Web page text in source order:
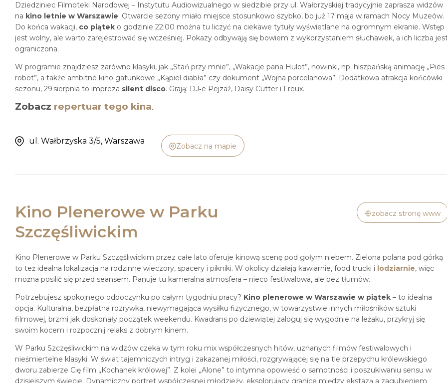
Dziedziniec Filmoteki Narodowej – Instytutu Audiowizualnego w siedzibie przy ul. Wałbrzyskiej tradycyjnie zaprasza widzów
na kino letnie w Warszawie. Otwarcie sezony miało miejsce stosunkowo szybko, bo już 17 maja w ramach Nocy Muzeów.
Do końca wakacji, co piątek o godzinie 22:00 można tu liczyć na ciekawe tytuły wyświetlane na ogromnym ekranie. Wstęp
jest wolny, ale warto zarejestrować się wcześniej. Pokazy odbywają się bowiem z wykorzystaniem słuchawek, a ich liczba
ograniczona.
W programie znajdziesz zarówno klasyki, jak „Stań przy mnie”, „Wakacje pana Hulot”, nowinki, np. hiszpańską animację „Pies
robot”, a także ambitne kino gatunkowe „Kąpiel diabła” czy dokument „Wojna porcelanowa”. Dodatkowa atrakcja końcówki
sezonu, 29 sierpnia to impreza silent disco. Grają: DJ‑e Pejzaż, Daisy Cutter i Freux.
Zobacz repertuar tego kina.
ul. Wałbrzyska 3/5, Warszawa
Zobacz na mapie
Kino Plenerowe w Parku
Szczęśliwickim
zobacz stronę www
Kino Plenerowe w Parku Szczęśliwickim przez całe lato oferuje kinową scenę pod gołym niebem. Zielona polana pod górką
to też idealna lokalizacja na rodzinne wieczory, spacery i pikniki. W okolicy działają kawiarnie, food trucki i lodziarnie, więc
można posilić się przed seansem. Panuje tu kameralna atmosfera – nieco festiwalowa, ale bez tłumów.
Potrzebujesz spokojnego odpoczynku po całym tygodniu pracy? Kino plenerowe w Warszawie w piątek – to idealna
opcja. Kulturalna, bezpłatna rozrywka, niewymagająca wysiłku fizycznego, w towarzystwie innych miłośników sztuki
filmowej, brzmi jak doskonały początek weekendu. Kwadrans po dziewiątej zaloguj się wygodnie na leżaku, przykryj się
swoim kocem i rozpocznij relaks z dobrym kinem.
W Parku Szczęśliwickim na widzów czeka w tym roku mix współczesnych hitów, uznanych filmów festiwalowych i
nieśmiertelne klasyki. W świat tajemniczych intryg i zakazanej miłości, rozgrywającej się na tle przepychu królewskiego
dworu zabierze Cię film „Kochanek królowej”. Z kolei „Alone” to intymna opowieść o samotności i poszukiwaniu sensu w
dzisiejszym świecie. Dynamiczny portret współczesnej młodzieży, eksplorujący granice między ekstazą a zagubieniem